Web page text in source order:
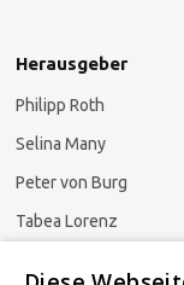
Herausgeber
Philipp Roth
Selina Many
Peter von Burg
Tabea Lorenz